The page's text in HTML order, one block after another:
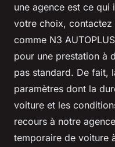
une agence est ce qui
votre choix, contactez
comme N3
pour une prestation à
pas standard. De fait,
paramètres dont la
voiture et les
recours à notre
temporaire de voiture